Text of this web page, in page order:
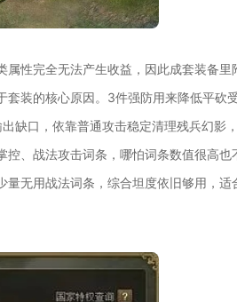
性完全无法产生收益，因此成套装备里
装的核心原因。3件强防用来降低平砍
缺口，依靠普通攻击稳定清理残兵幻影
、战法攻击词条，哪怕词条数值很高也
无用战法词条，综合坦度依旧够用，适